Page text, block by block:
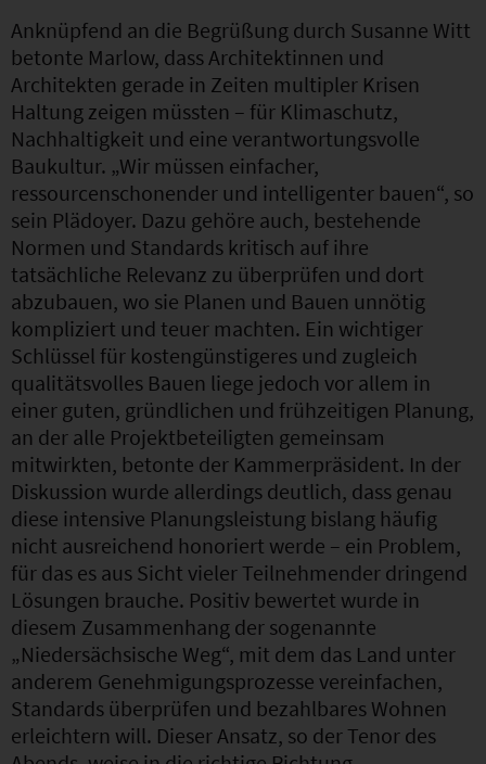
Anknüpfend an die Begrüßung durch Susanne Witt
betonte Marlow, dass Architektinnen und
Architekten gerade in Zeiten multipler Krisen
Haltung zeigen müssten – für Klimaschutz,
Nachhaltigkeit und eine verantwortungsvolle
Baukultur. „Wir müssen einfacher,
ressourcenschonender und intelligenter bauen“, so
sein Plädoyer. Dazu gehöre auch, bestehende
Normen und Standards kritisch auf ihre
tatsächliche Relevanz zu überprüfen und dort
abzubauen, wo sie Planen und Bauen unnötig
kompliziert und teuer machten. Ein wichtiger
Schlüssel für kostengünstigeres und zugleich
qualitätsvolles Bauen liege jedoch vor allem in
einer guten, gründlichen und frühzeitigen Planung,
an der alle Projektbeteiligten gemeinsam
mitwirkten, betonte der Kammerpräsident. In der
Diskussion wurde allerdings deutlich, dass genau
diese intensive Planungsleistung bislang häufig
nicht ausreichend honoriert werde – ein Problem,
für das es aus Sicht vieler Teilnehmender dringend
Lösungen brauche. Positiv bewertet wurde in
diesem Zusammenhang der sogenannte
„Niedersächsische Weg“, mit dem das Land unter
anderem Genehmigungsprozesse vereinfachen,
Standards überprüfen und bezahlbares Wohnen
erleichtern will. Dieser Ansatz, so der Tenor des